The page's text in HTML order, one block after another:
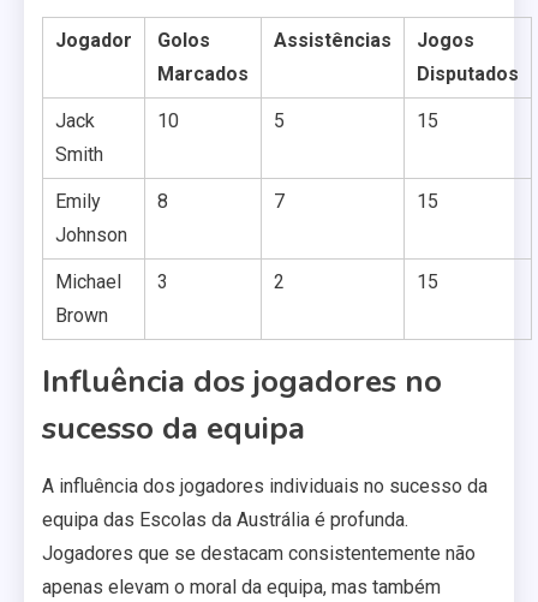
Jogador
Golos
Marcados
Assistências
Jogos
Disputados
Jack
Smith
10 5 15
Emily
Johnson
8 7 15
Michael
Brown
3 2 15
Influência dos jogadores no
sucesso da equipa
A influência dos jogadores individuais no sucesso da
equipa das Escolas da Austrália é profunda.
Jogadores que se destacam consistentemente não
apenas elevam o moral da equipa, mas também